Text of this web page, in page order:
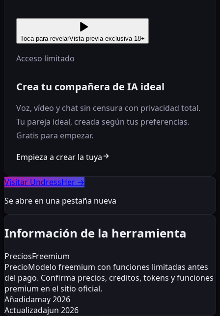
Toca para revelarVista previa exclusiva 18+
Acceso limitado
Crea tu compañera de IA ideal
Voz, vídeo y chat sin censura con privacidad total.
Tu pareja ideal, creada según tus preferencias.
Gratis para empezar.
Empieza a crear la tuya
Visitar UndressHer →
Se abre en una pestaña nueva
Información de la herramienta
PreciosFreemium
PrecioModelo freemium con funciones limitadas antes
del pago. Confirma precios, creditos, tokens y funciones
premium en el sitio oficial.
Añadidamay 2026
Actualizadajun 2026